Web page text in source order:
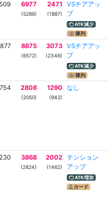
6977
(5286)
2471
(1887)
VSチアアッ
プ
ATK減少
隊列
8675
(6572)
3073
(2346)
VSチアアッ
プ
ATK減少
隊列
2808
(2050)
1290
(942)
なし
3868
(2824)
2002
(1462)
テンション
アップ
ATK増加
カード